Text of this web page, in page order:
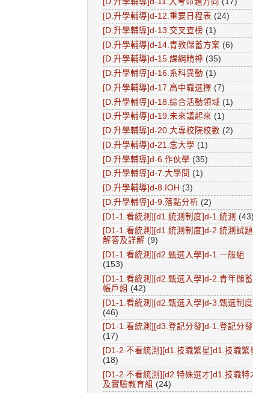
[D.升學輔導]d-12.重要日程表 (24)
[D.升學輔導]d-13.交叉查榜 (1)
[D.升學輔導]d-14.青教儲蓄方案 (6)
[D.升學輔導]d-15.課綱精神 (35)
[D.升學輔導]d-16.系科異動 (1)
[D.升學輔導]d-17.高中職選擇 (7)
[D.升學輔導]d-18.綜合活動領域 (1)
[D.升學輔導]d-19.未來議起來 (1)
[D.升學輔導]d-20.大專校院校數 (2)
[D.升學輔導]d-21.念大學 (1)
[D.升學輔導]d-6.作伙學 (35)
[D.升學輔導]d-7.大學問 (1)
[D.升學輔導]d-8.IOH (3)
[D.升學輔導]d-9.落點分析 (2)
[D1-1.看統測][d1.統測制度]d-1.統測 (43)
[D1-1.看統測][d1.統測制度]d-2.統測試題
解答及詳解 (9)
[D1-1.看統測][d2.甄選入學]d-1.一般組
(153)
[D1-1.看統測][d2.甄選入學]d-2.青年儲蓄
帳戶組 (42)
[D1-1.看統測][d2.甄選入學]d-3.甄選制度
(46)
[D1-1.看統測][d3.登記分發]d-1.登記分發
(17)
[D1-2.不看統測][d1.技職繁星]d1.技職繁
(18)
[D1-2.不看統測][d2.特殊選才]d1.技職特
及實驗教育組 (24)